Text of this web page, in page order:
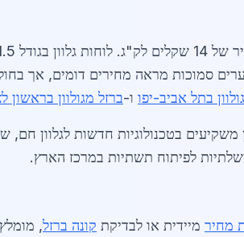
מ"מ המחיר מגיע ל-13 שקלים לק"ג. השוואה לערים סמוכות מראה מחירים
בתל אביב-יפו ו-ברזל מגולוון בראשון
משקיעים בטכנולוגיות חדשות לגלוון
מחיר מיידית או לבדיקת קונה ברזל,